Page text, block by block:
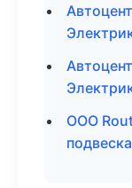
ООО
подвеска